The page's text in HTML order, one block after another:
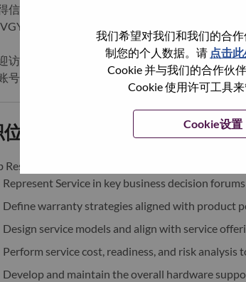
我们希望对我们和我们的合
制您的个人数据。请 点击
Cookie 并与我们的合作伙
Cookie 使用许可工具
Cookie设置
信赖的智慧未来。联想集团有限公司在香港交
）。
访问联想官方网站 https://www.lenovo.com，
号，或关注“联想招聘”公众号，获取联想最新
描述和要求:
Responsibilities：
Represent Service in key business decision
Define warranty strategies aligned with product
Design service models and align with service
Perform service cost, readiness, and risk analysis
Develop and maintain the overall hardware